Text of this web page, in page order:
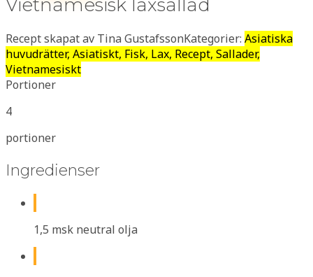
Vietnamesisk laxsallad
Recept skapat av Tina GustafssonKategorier: Asiatiska
huvudrätter, Asiatiskt, Fisk, Lax, Recept, Sallader,
Vietnamesiskt
Portioner
4
portioner
Ingredienser
1,5 msk neutral olja